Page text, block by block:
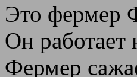
Это фермер
Он работает
Фермер